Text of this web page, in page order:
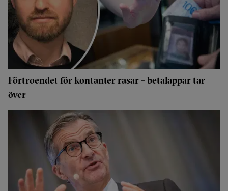
Förtroendet för kontanter rasar – betalappar tar
över